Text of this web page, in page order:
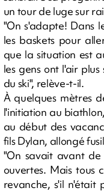
un tour de luge sur
"On s'adapte! Dans
les baskets pour
que la situation est
les gens ont l'air
du ski", relève-t-il.
À quelques mètres
l'initiation au
au début des
fils Dylan, allongé
"On savait avant
ouvertes. Mais tous
revanche, s'il n'était